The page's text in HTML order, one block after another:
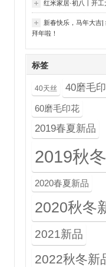
红米家居·初八丨开
新春快乐，马年大吉|
拜年啦！
标签
40天丝 40磨毛
60磨毛印花
2019春夏新品
2019秋
2020春夏新品
2020秋冬
2021新品
2022秋冬新